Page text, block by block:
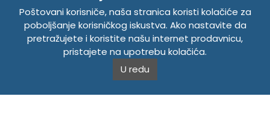
Politika privatnosti
TEMPUS DOO BRATUNAC
Svetog Save bb, 75420 Bratunac, Bosna i Hercegovina
Telefon+38756/260-051
Mobilni+38765/357-215
Poštovani korisniče, naša stranica koristi kolačiće za
poboljšanje korisničkog iskustva. Ako nastavite da
pretražujete i koristite našu internet prodavnicu,
pristajete na upotrebu kolačića.
U redu